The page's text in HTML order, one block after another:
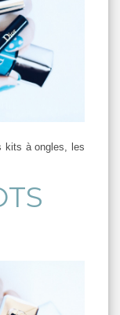
kits à ongles, les